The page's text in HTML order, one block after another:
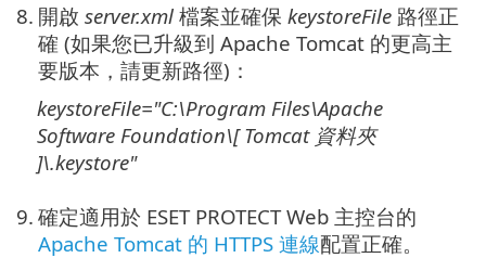
8. 開啟 server.xml 檔案並確保 keystoreFile 路徑正
確 (如果您已升級到 Apache Tomcat 的更高主
要版本，請更新路徑)：
keystoreFile="C:\Program Files\Apache
Software Foundation\[ Tomcat資料夾
]\.keystore"
9. 確定適用於 ESET PROTECT Web 主控台的
Apache Tomcat 的 HTTPS 連線配置正確。